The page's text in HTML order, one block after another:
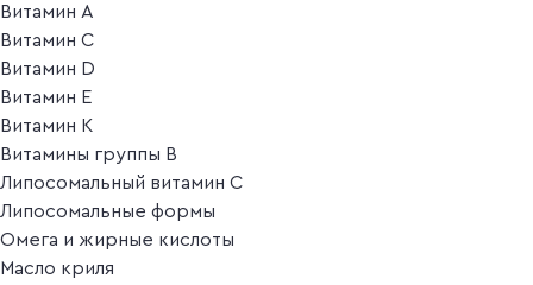
Витамин A
Витамин C
Витамин D
Витамин E
Витамин K
Витамины группы B
Липосомальный витамин C
Липосомальные формы
Омега и жирные кислоты
Масло криля